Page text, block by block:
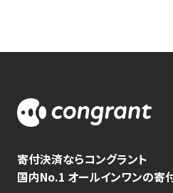
寄付決済ならコングラント
国内No.1 オールインワンの寄